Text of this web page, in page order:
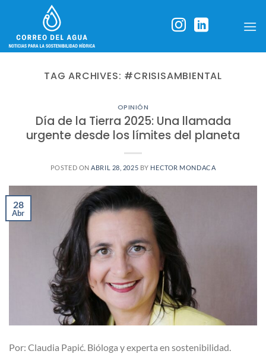
content
TAG ARCHIVES: #CRISISAMBIENTAL
OPINIÓN
Día de la Tierra 2025: Una llamada
urgente desde los límites del planeta
POSTED ON ABRIL 28, 2025 BY HECTOR MONDACA
28
Abr
Por: Claudia Papić. Bióloga y experta en sostenibilidad.